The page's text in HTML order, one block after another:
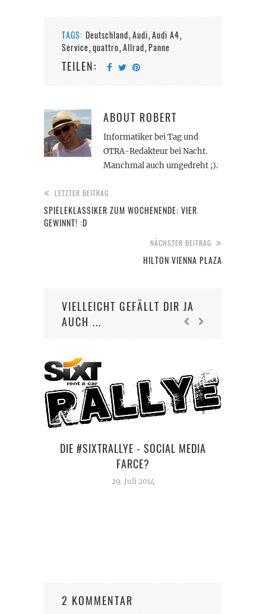
TAGS: Deutschland,Audi,Audi A4,
Service,quattro,Allrad,Panne
TEILEN:
ABOUT ROBERT
Informatiker bei Tag und
OTRA-Redakteur bei Nacht.
Manchmal auch umgedreht ;).
LETZTER BEITRAG
SPIELEKLASSIKER ZUM WOCHENENDE: VIER
GEWINNT! :D
NÄCHSTER BEITRAG
HILTON VIENNA PLAZA
VIELLEICHT GEFÄLLT DIR JA
AUCH ...
DIE #SIXTRALLYE - SOCIAL MEDIA
FARCE?
29. Juli 2014
2 KOMMENTAR